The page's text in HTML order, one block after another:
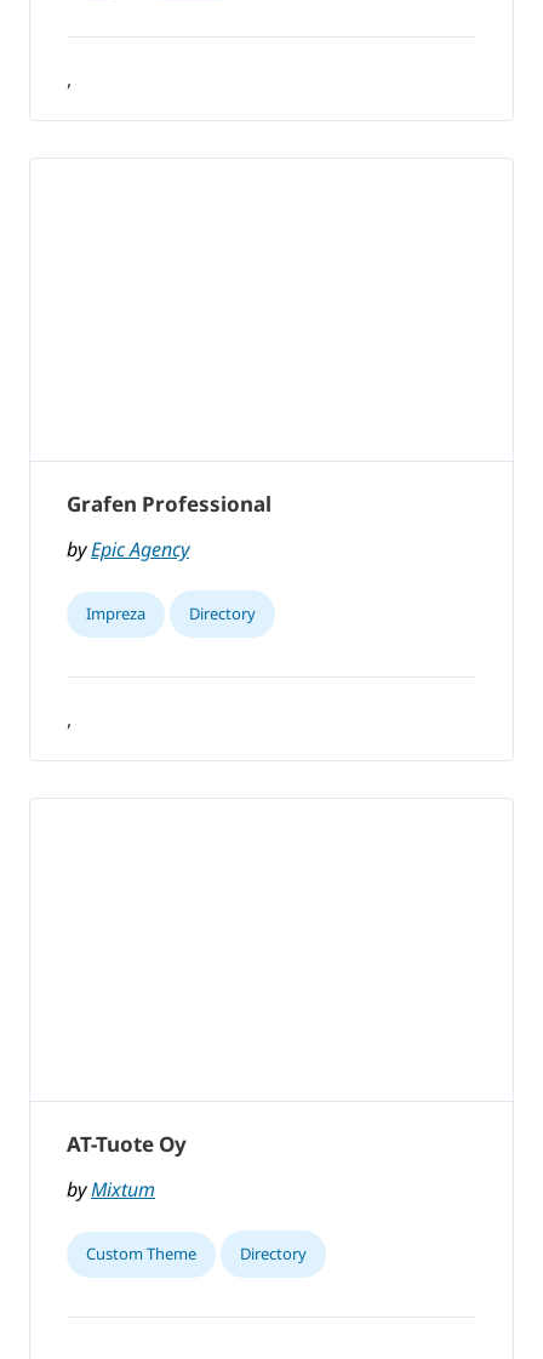
,
Grafen Professional
byEpic Agency
Impreza Directory
,
AT-Tuote Oy
byMixtum
Custom Theme Directory